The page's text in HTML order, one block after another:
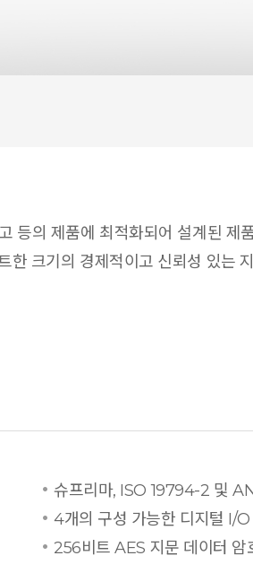
의 제품에 최적화되어 설계된 제
크기의 경제적이고 신뢰성 있는
슈프리마, ISO 19794-2 및
4개의 구성 가능한 디지털 I/
256비트 AES 지문 데이터 암